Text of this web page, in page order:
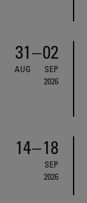
31
AUG
–02
SEP
2026
14–18
SEP
2026